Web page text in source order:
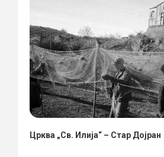
Црква „Св. Илија“ – Стар Дојран